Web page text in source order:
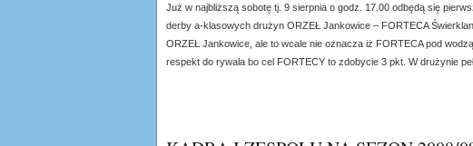
Już w najbliższą sobotę tj. 9 sierpnia o godz. 17.00 odbędą się
derby a-klasowych drużyn ORZEŁ Jankowice – FORTECA
ORZEŁ Jankowice, ale to wcale nie oznacza iż FORTECA pod
respekt do rywala bo cel FORTECY to zdobycie 3 pkt. W drużynie